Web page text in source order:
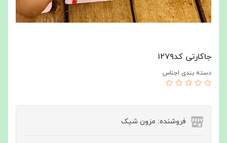
جاکارتی کد۱۲۷۹
دسته بندی اجناس
فروشنده: مزون شیک